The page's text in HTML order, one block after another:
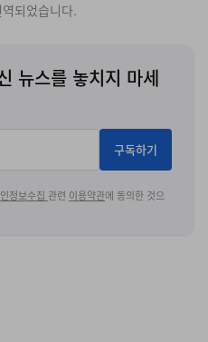
the Heron
리한 이 매장은 애니메이
객을 해외까지 가지 않고도
달러(USD) 이상 구매 시
과 연계된 한정 수집용 북
예정이다:Studio Ghibli
Center,
되었습니다.
뉴스를 놓치지 마세
구독하기
정보수집 관련 이용약관에 동의한 것으